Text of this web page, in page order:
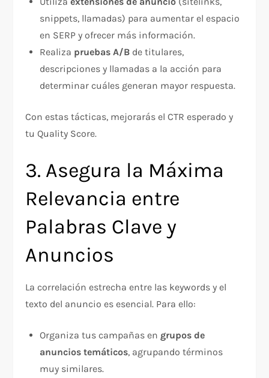
snippets, llamadas) para aumentar el espacio
en SERP y ofrecer más información.
Realiza pruebas A/B de titulares,
descripciones y llamadas a la acción para
determinar cuáles generan mayor respuesta.
Con estas tácticas, mejorarás el CTR esperado y
tu Quality Score.
3. Asegura la Máxima
Relevancia entre
Palabras Clave y
Anuncios
La correlación estrecha entre las keywords y el
texto del anuncio es esencial. Para ello:
Organiza tus campañas en grupos de
anuncios temáticos, agrupando términos
muy similares.